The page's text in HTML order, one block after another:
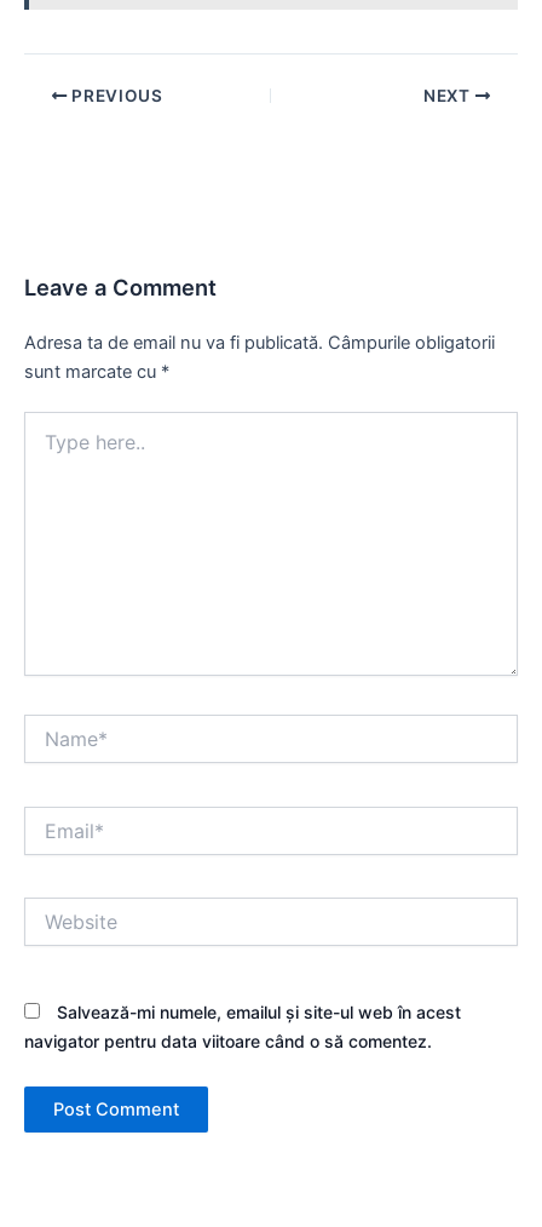
Post PREVIOUS NEXT
Leave a Comment
Adresa ta de email nu va fi publicată. Câmpurile obligatorii
sunt marcate cu *
here..
Salvează-mi numele, emailul și site-ul web în acest
navigator pentru data viitoare când o să comentez.